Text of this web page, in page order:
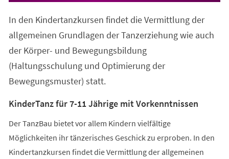
In den Kindertanzkursen findet die Vermittlung der
allgemeinen Grundlagen der Tanzerziehung wie auch
der Körper- und Bewegungsbildung
(Haltungsschulung und Optimierung der
Bewegungsmuster) statt.
KinderTanz für 7-11 Jährige mit Vorkenntnissen
Der TanzBau bietet vor allem Kindern vielfältige
Möglichkeiten ihr tänzerisches Geschick zu erproben. In den
Kindertanzkursen findet die Vermittlung der allgemeinen